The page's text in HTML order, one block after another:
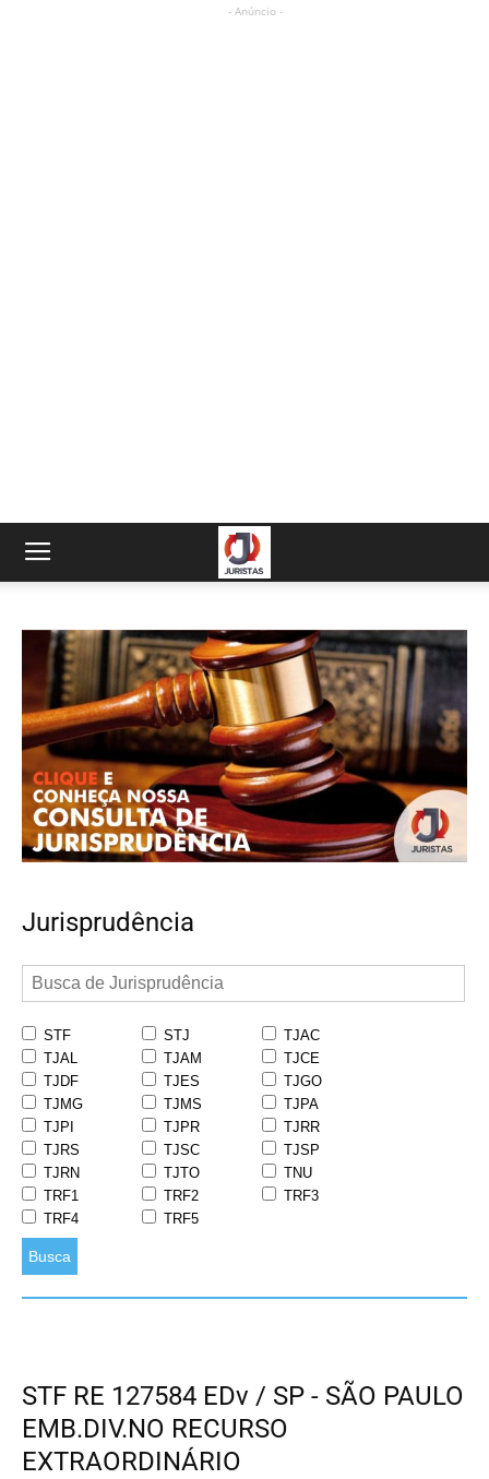
- Anúncio -
Jurisprudência
STF STJ
TJAC
TJAL
TJAM
TJCE
TJDF
TJES
TJGO
TJMG
TJMS
TJPA
TJPI
TJPR
TJRR
TJRS
TJSC
TJSP
TJRN
TJTO
TNU
TRF1
TRF2
TRF3
TRF4
TRF5
Busca
STF RE 127584 EDv / SP - SÃO PAULO
EMB.DIV.NO RECURSO
EXTRAORDINÁRIO